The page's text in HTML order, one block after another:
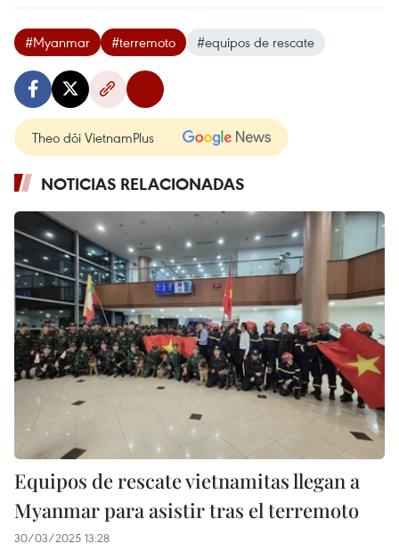
#Myanmar #terremoto #equipos de rescate
Theo dõi VietnamPlus
NOTICIAS RELACIONADAS
Equipos de rescate vietnamitas llegan a
Myanmar para asistir tras el terremoto
30/03/2025 13:28